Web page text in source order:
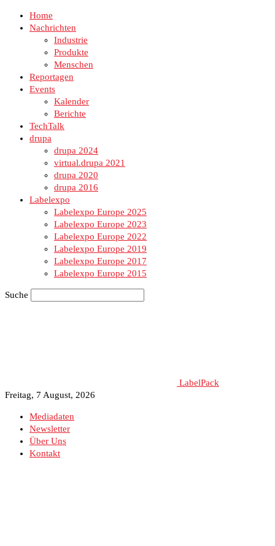
Home
Nachrichten
Industrie
Produkte
Menschen
Reportagen
Events
Kalender
Berichte
TechTalk
drupa
drupa 2024
virtual.drupa 2021
drupa 2020
drupa 2016
Labelexpo
Labelexpo Europe 2025
Labelexpo Europe 2023
Labelexpo Europe 2022
Labelexpo Europe 2019
Labelexpo Europe 2017
Labelexpo Europe 2015
Suche
LabelPack
Freitag, 7 August, 2026
Mediadaten
Newsletter
Über Uns
Kontakt